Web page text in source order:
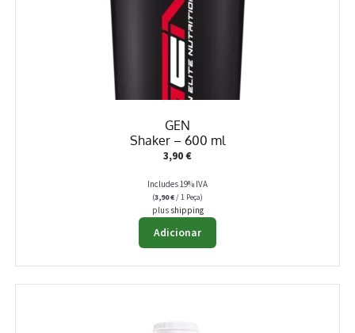
GEN
Shaker – 600 ml
3,90€
Includes 19% IVA
(3,90€/ 1 Peça)
plus shipping
Adicionar